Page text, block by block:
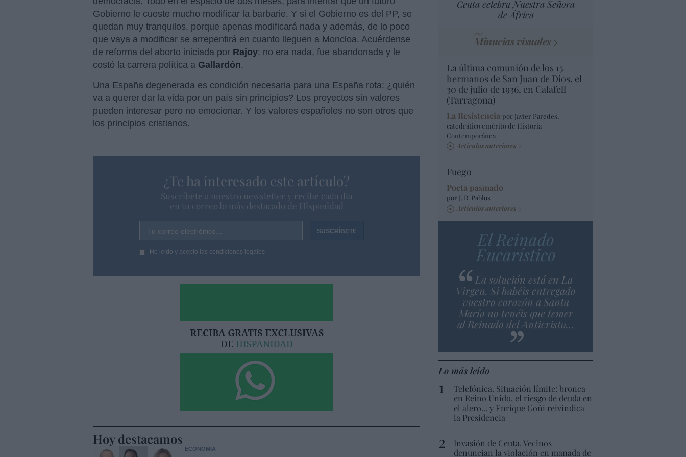
Gobierno le cueste mucho modificar la barbarie. Y si el Gobierno es del PP, se
quedan muy tranquilos, porque apenas modificará nada y además, de lo poco
que vaya a modificar se arrepentirá en cuanto lleguen a Moncloa. Acuérdense
de reforma del aborto iniciada por Rajoy: no era nada, fue abandonada y le
costó la carrera política a Gallardón.
Una España degenerada es condición necesaria para una España rota: ¿quién
va a querer dar la vida por un país sin principios? Los proyectos sin valores
pueden interesar pero no emocionar. Y los valores españoles no son otros que
los principios cristianos.
¿Te ha interesado este artículo?
Suscríbete a nuestro newsletter y recibe cada dia
en tu correo lo más destacado de Hispanidad
Tu correo electrónico...
He leído y acepto las condiciones legales
Hoy destacamos
ECONOMÍA
Ceuta celebra Nuestra Señora
de África
Minucias visuales
La última comunión de los 15
hermanos de San Juan de Dios, el
30 de julio de 1936, en Calafell
(Tarragona)
La Resistencia por Javier Paredes,
catedrático emérito de Historia
Contemporánea
Artículos anteriores
Fuego
Poeta pasmado
por J. R. Pablos
Artículos anteriores
El Reinado
Eucarístico
La solución está en La
Virgen. Si habéis entregado
vuestro corazón a Santa
María no tenéis que temer
al Reinado del Anticristo…
Lo más leído
Telefónica. Situación límite: bronca
en Reino Unido, el riesgo de deuda en
el alero... y Enrique Goñi reivindica
la Presidencia
Invasión de Ceuta. Vecinos
denuncian la violación en manada de